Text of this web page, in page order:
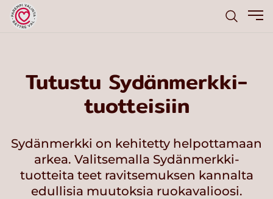
Tutustu Sydänmerkki-
tuotteisiin
Sydänmerkki on kehitetty helpottamaan
arkea. Valitsemalla Sydänmerkki-
tuotteita teet ravitsemuksen kannalta
edullisia muutoksia ruokavalioosi.